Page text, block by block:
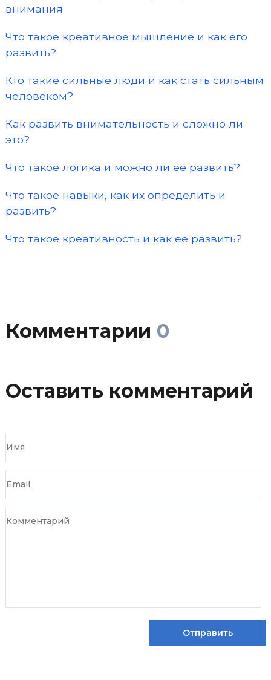
внимания
Что такое креативное мышление и как его
развить?
Кто такие сильные люди и как стать сильным
человеком?
Как развить внимательность и сложно ли
это?
Что такое логика и можно ли ее развить?
Что такое навыки, как их определить и
развить?
Что такое креативность и как ее развить?
Комментарии 0
Оставить комментарий